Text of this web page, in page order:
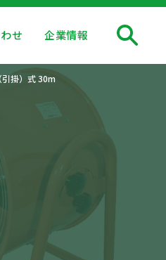
せ 企業情報
引掛）式 30m